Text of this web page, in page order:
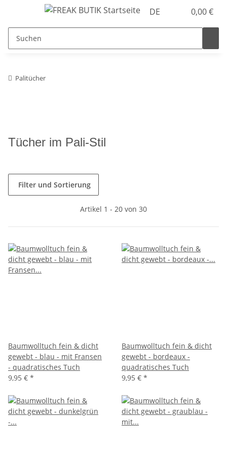
DE 0,00 €
Palitücher
Tücher im Pali-Stil
Filter und Sortierung
Artikel 1 - 20 von 30
Baumwolltuch fein & dicht
gewebt - blau - mit Fransen
- quadratisches Tuch
9,95 € *
Baumwolltuch fein & dicht
gewebt - bordeaux -
quadratisches Tuch
9,95 € *